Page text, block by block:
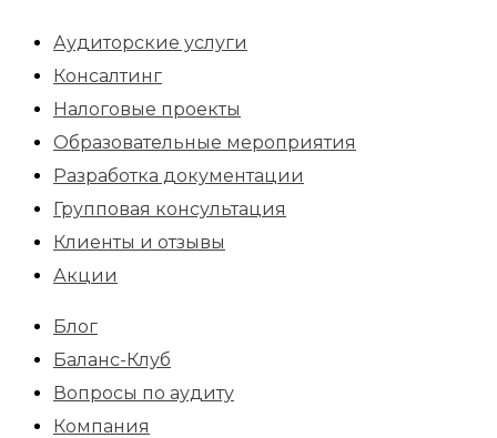
Аудиторские услуги
Консалтинг
Налоговые проекты
Образовательные мероприятия
Разработка документации
Групповая консультация
Клиенты и отзывы
Акции
Блог
Баланс-Клуб
Вопросы по аудиту
Компания